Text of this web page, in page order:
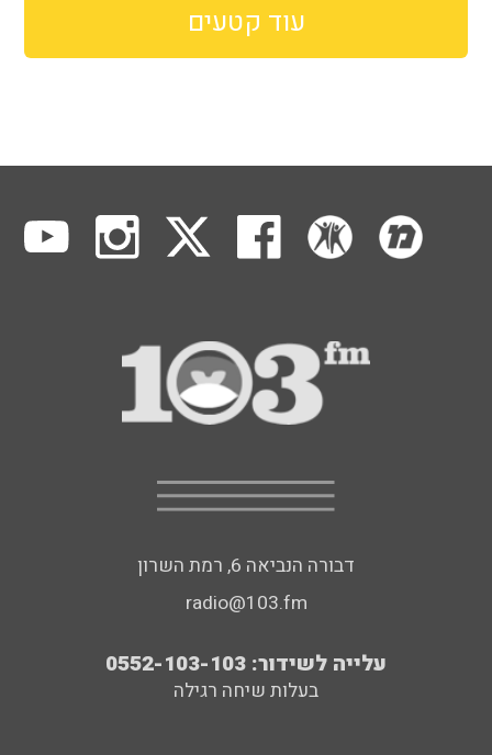
עוד קטעים
דבורה הנביאה 6, רמת השרון
radio@103.fm
עלייה לשידור: 0552-103-103
בעלות שיחה רגילה